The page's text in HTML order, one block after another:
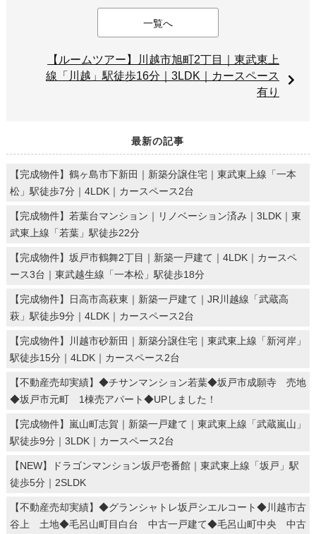
一覧へ
【ルームツアー】川越市旭町2丁目｜東武東上
線「川越」駅徒歩16分｜3LDK｜カースペース
有り
最新の記事
【完成物件】鶴ヶ島市下新田｜新築分譲住宅｜東武東上線「一本
松」駅徒歩7分｜4LDK｜カースペース2台
【完成物件】若葉台マンション｜リノベーション済み｜3LDK｜東
武東上線「若葉」駅徒歩22分
【完成物件】坂戸市鶴舞2丁目｜新築一戸建て｜4LDK｜カースペ
ース3台｜東武越生線「一本松」駅徒歩18分
【完成物件】日高市高萩東｜新築一戸建て｜JR川越線「武蔵高
萩」駅徒歩9分｜4LDK｜カースペース2台
【完成物件】川越市砂新田｜新築分譲住宅｜東武東上線「新河岸」
駅徒歩15分｜4LDK｜カースペース2台
【不動産売却実績】◆チサンマンション若葉◆坂戸市成願寺 売地
◆坂戸市元町 1棟売アパート◆UPしました！
【完成物件】嵐山町志賀｜新築一戸建て｜東武東上線「武蔵嵐山」
駅徒歩9分｜3LDK｜カースペース2台
【NEW】ドラゴンマンション坂戸壱番館｜東武東上線「坂戸」駅
徒歩5分｜2SLDK
【不動産売却実績】◆グランシャトレ坂戸シエルコート◆川越市古
谷上 土地◆毛呂山町目白台 中古一戸建て◆毛呂山町中央 中古